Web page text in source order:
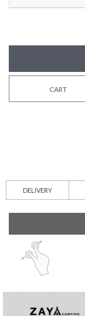
CART
DELIVERY